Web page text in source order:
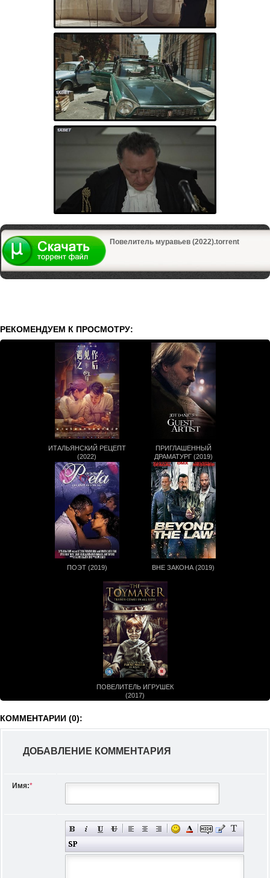
Повелитель муравьев (2022).torrent
РЕКОМЕНДУЕМ К ПРОСМОТРУ:
ИТАЛЬЯНСКИЙ РЕЦЕПТ
(2022)
ПРИГЛАШЕННЫЙ
ДРАМАТУРГ (2019)
ПОЭТ (2019) ВНЕ ЗАКОНА (2019)
ПОВЕЛИТЕЛЬ ИГРУШЕК
(2017)
КОММЕНТАРИИ (0):
ДОБАВЛЕНИЕ КОММЕНТАРИЯ
Имя:*